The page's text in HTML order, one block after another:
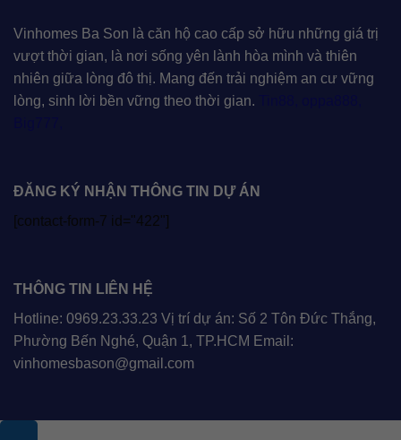
Vinhomes Ba Son là căn hộ cao cấp sở hữu những giá trị
vượt thời gian, là nơi sống yên lành hòa mình và thiên
nhiên giữa lòng đô thị. Mang đến trải nghiệm an cư vững
lòng, sinh lời bền vững theo thời gian.
ĐĂNG KÝ NHẬN THÔNG TIN DỰ ÁN
[contact-form-7 id="422"]
THÔNG TIN LIÊN HỆ
Hotline: 0969.23.33.23 Vị trí dự án: Số 2 Tôn Đức Thắng,
Phường Bến Nghé, Quận 1, TP.HCM Email:
vinhomesbason@gmail.com